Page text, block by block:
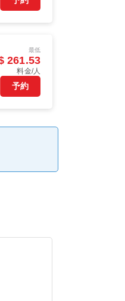
最低
261.53
料金/人
予約